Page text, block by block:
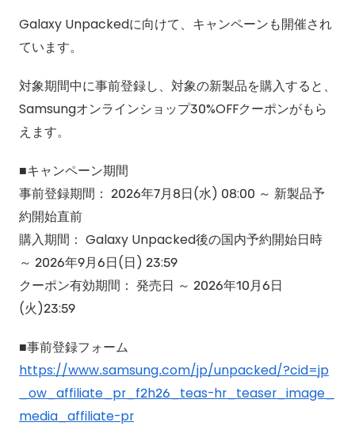
Galaxy Unpackedに向けて、キャンペーンも開催され
ています。
対象期間中に事前登録し、対象の新製品を購入すると、
Samsungオンラインショップ30%OFFクーポンがもら
えます。
■キャンペーン期間
事前登録期間： 2026年7月8日(水) 08:00 ～ 新製品予
約開始直前
購入期間： Galaxy Unpacked後の国内予約開始日時
～ 2026年9月6日(日) 23:59
クーポン有効期間： 発売日 ～ 2026年10月6日
(火)23:59
■事前登録フォーム
https://www.samsung.com/jp/unpacked/?cid=jp
_ow_affiliate_pr_f2h26_teas-hr_teaser_image_
media_affiliate-pr